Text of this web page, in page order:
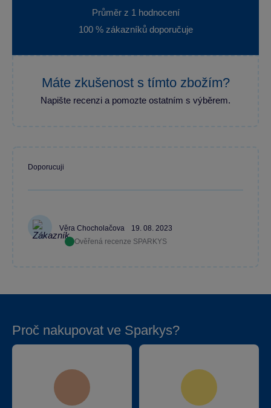
Průměr z 1 hodnocení
100 % zákazníků doporučuje
Máte zkušenost s tímto zbožím?
Napište recenzi a pomozte ostatním s výběrem.
Věra Chocholačova
19. 08. 2023
Ověřená recenze SPARKYS
Doporucuji
Proč nakupovat ve Sparkys?